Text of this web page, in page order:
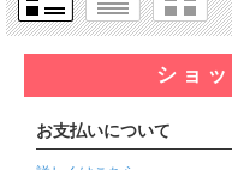
ショ
お支払いについて